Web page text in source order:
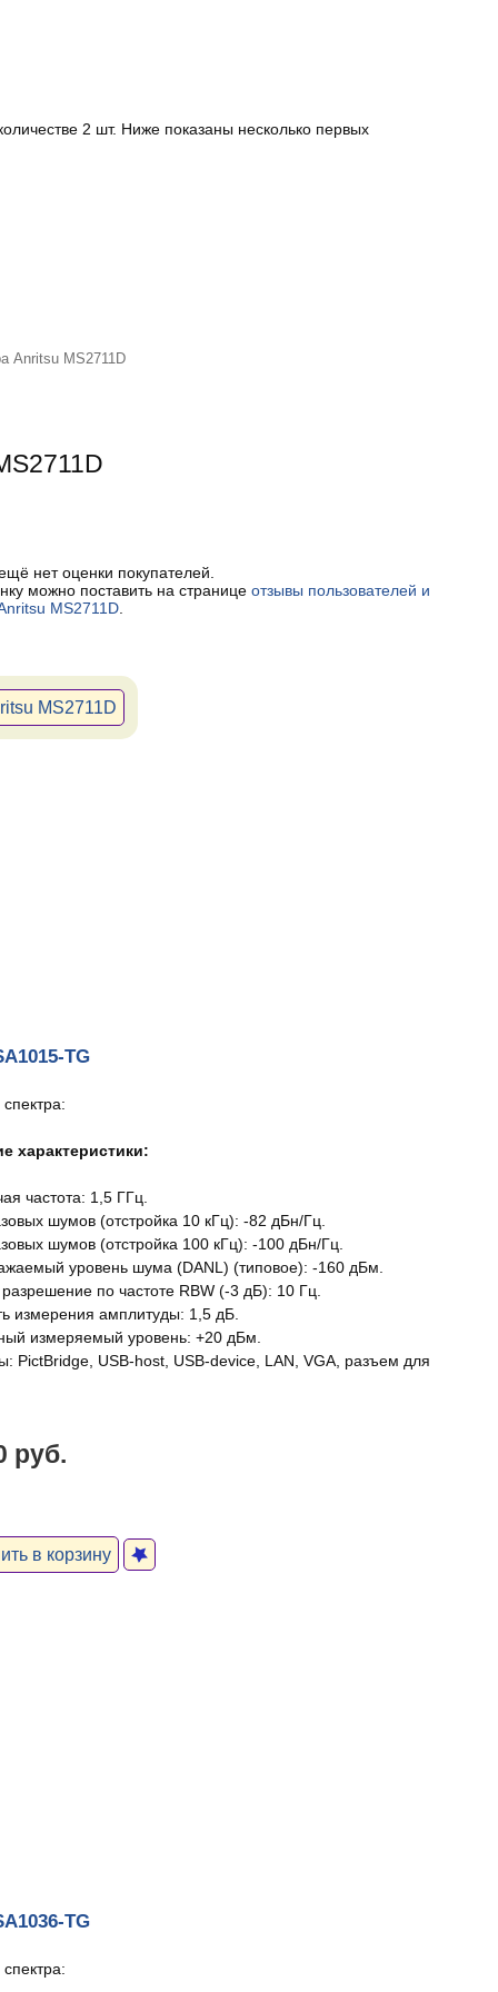
2 шт. Ниже показаны несколько первых
Anritsu MS2711D
нет оценки покупателей.
можно поставить на странице отзывы пользователей и
MS2711D.
MS2711D
TG
характеристики:
частота: 1,5 ГГц.
шумов (отстройка 10 кГц): -82 дБн/Гц.
шумов (отстройка 100 кГц): -100 дБн/Гц.
уровень шума (DANL) (типовое): -160 дБм.
по частоте RBW (-3 дБ): 10 Гц.
измерения амплитуды: 1,5 дБ.
измеряемый уровень: +20 дБм.
PictBridge, USB-host, USB-device, LAN, VGA, разъем для
руб.
в корзину
TG